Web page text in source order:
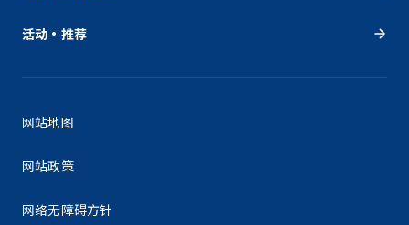
活动・推荐
网站地图
网站政策
网络无障碍方针